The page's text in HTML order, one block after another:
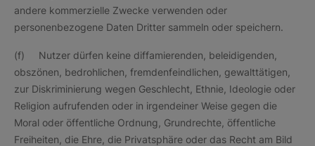
andere kommerzielle Zwecke verwenden oder
personenbezogene Daten Dritter sammeln oder speichern.
(f) Nutzer dürfen keine diffamierenden, beleidigenden,
obszönen, bedrohlichen, fremdenfeindlichen, gewalttätigen,
zur Diskriminierung wegen Geschlecht, Ethnie, Ideologie oder
Religion aufrufenden oder in irgendeiner Weise gegen die
Moral oder öffentliche Ordnung, Grundrechte, öffentliche
Freiheiten, die Ehre, die Privatsphäre oder das Recht am Bild